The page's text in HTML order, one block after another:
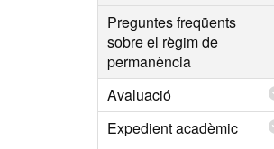
Preguntes freqüents
sobre el règim de
permanència
Avaluació
Expedient acadèmic